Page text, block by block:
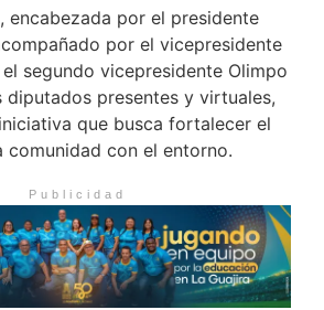
encabezada por el presidente
por el vicepresidente
segundo vicepresidente Olimpo
diputados presentes y virtuales,
que busca fortalecer el
comunidad con el entorno.
Publicidad